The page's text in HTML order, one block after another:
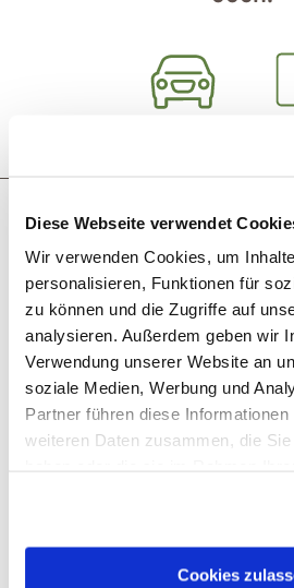
Diese Webseite verwendet
Wir verwenden Cookies, um
personalisieren, Funktionen für
zu können und die Zugriffe auf
analysieren. Außerdem geben wir
Verwendung unserer Website an
soziale Medien, Werbung und
Partner führen diese
weiteren Daten zusammen, die
Cookies, wenn Sie unsere
Cookies
Misschien bent u ook
Geopend – sluit om 12:00 uur
Allgemeinmediziner Matthias